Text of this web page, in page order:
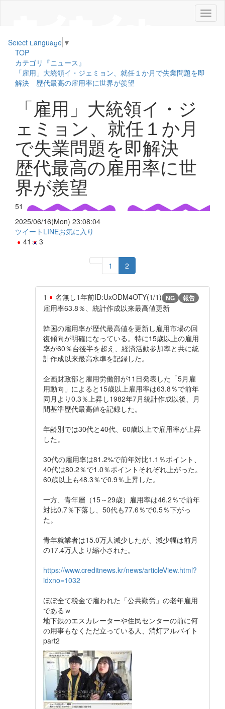
メ
ニ
Select Language ▼
TOP
カテゴリ『ニュース』
「雇用」大統領イ・ジェミョン、就任１か月で失業問題を即
解決 歴代最高の雇用率に世界が羨望
「雇用」大統領イ・ジ
ェミョン、就任１か月
で失業問題を即解決
歴代最高の雇用率に世
界が羨望
51
2025/06/16(Mon) 23:08:04
ツイート LINEお気に入り
41
3
1 2
1 名無し1年前ID:UxODM4OTY(1/1) NG 報告
雇用率63.8％、統計作成以来最高値更新
韓国の雇用率が歴代最高値を更新し雇用市場の回
復傾向が明確になっている。特に15歳以上の雇用
率が60％台後半を超え、経済活動参加率と共に統
計作成以来最高水準を記録した。
企画財政部と雇用労働部が11日発表した「5月雇
用動向」によると15歳以上雇用率は63.8％で前年
同月より0.3％上昇し1982年7月統計作成以後、月
間基準歴代最高値を記録した。
年齢別では30代と40代、60歳以上で雇用率が上昇
した。
30代の雇用率は81.2%で前年対比1.1％ポイント、
40代は80.2％で1.0％ポイントそれぞれ上がった。
60歳以上も48.3％で0.9％上昇した。
一方、青年層（15～29歳）雇用率は46.2％で前年
対比0.7％下落し、50代も77.6％で0.5％下がっ
た。
青年就業者は15.0万人減少したが、減少幅は前月
の17.4万人より縮小された。
https://www.creditnews.kr/news/articleView.html?
idxno=1032
ほぼ全て税金で雇われた「公共勤労」の老年雇用
であるｗ
地下鉄のエスカレーターや住民センターの前に何
の用事もなくただ立っている人、消灯アルバイト
part2